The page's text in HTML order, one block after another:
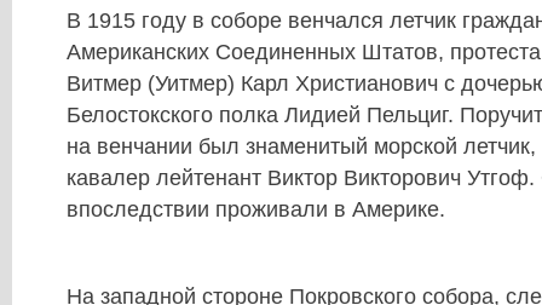
В 1915 году в соборе венчался летчик
Американских Соединенных Штатов,
Витмер (Уитмер) Карл Христианович с
Белостокского полка Лидией Пельциг.
на венчании был знаменитый морской летчик,
кавалер лейтенант Виктор Викторович
впоследствии проживали в Америке.
На западной стороне Покровского собора,